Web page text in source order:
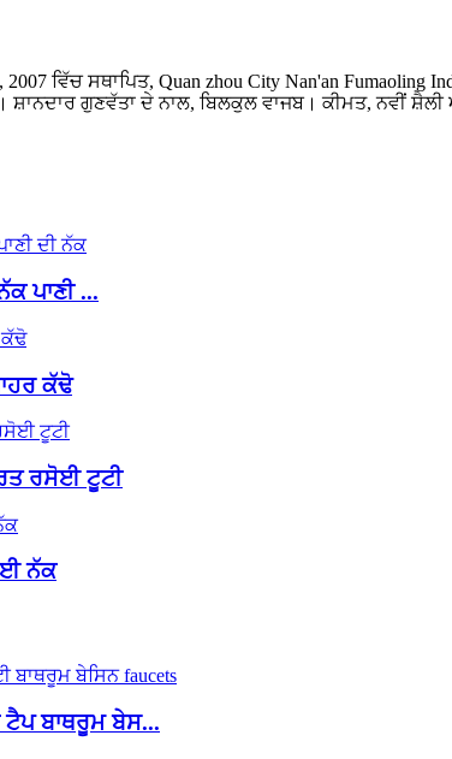
2007 ਵਿੱਚ ਸਥਾਪਿਤ, Quan zhou City Nan'an
ਗੁਣਵੱਤਾ ਦੇ ਨਾਲ, ਬਿਲਕੁਲ ਵਾਜਬ। ਕੀਮਤ, ਨਵੀਂ
ਪਾਣੀ ...
ਕੱਢੋ
ਰਸੋਈ ਟੂਟੀ
ਨੱਕ
ਬਾਥਰੂਮ ਬੇਸ...